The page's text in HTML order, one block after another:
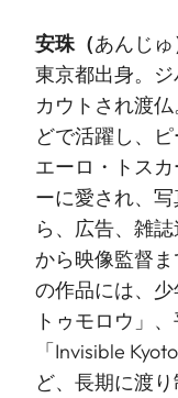
安珠（あんじゅ
東京都出身。
カウトされ渡
どで活躍し、
エーロ・トス
ーに愛され、
ら、広告、雑
から映像監督
の作品には、
トゥモロウ」
「Invisible
ど、長期に渡